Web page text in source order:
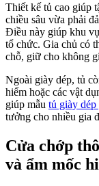
Thiết kế tủ cao giúp
chiều sâu vừa phải
Điều này giúp khu
tổ chức. Gia chủ có
chỗ, giữ cho không
Ngoài giày dép, tủ
hiểm hoặc các vật
giúp mẫu tủ giày
tưởng cho nhiều gia
Cửa chớp
và ẩm mốc